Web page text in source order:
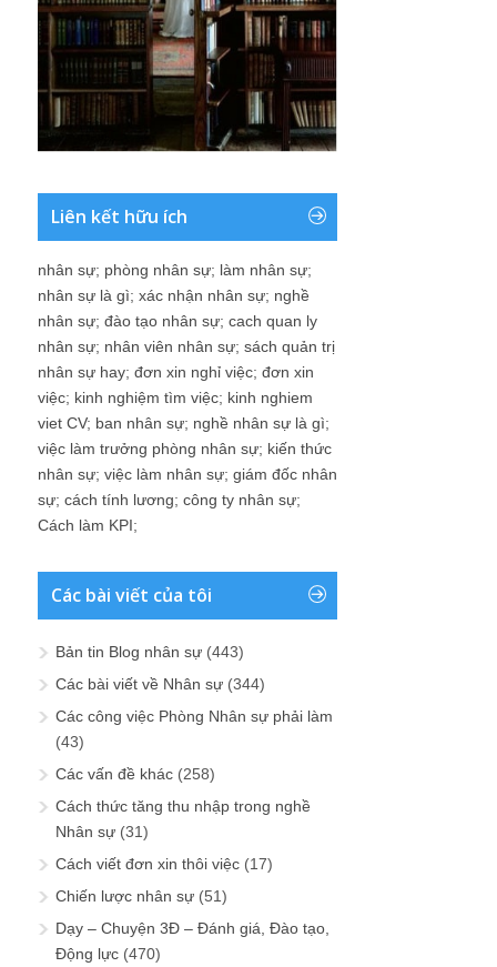
Liên kết hữu ích
nhân sự; phòng nhân sự; làm nhân sự;
nhân sự là gì; xác nhận nhân sự; nghề
nhân sự; đào tạo nhân sự; cach quan ly
nhân sự; nhân viên nhân sự; sách quản trị
nhân sự hay; đơn xin nghỉ việc; đơn xin
việc; kinh nghiệm tìm việc; kinh nghiem
viet CV; ban nhân sự; nghề nhân sự là gì;
việc làm trưởng phòng nhân sự; kiến thức
nhân sự; việc làm nhân sự; giám đốc nhân
sự; cách tính lương; công ty nhân sự;
Cách làm KPI;
Các bài viết của tôi
Bản tin Blog nhân sự (443)
Các bài viết về Nhân sự (344)
Các công việc Phòng Nhân sự phải làm
(43)
Các vấn đề khác (258)
Cách thức tăng thu nhập trong nghề
Nhân sự (31)
Cách viết đơn xin thôi việc (17)
Chiến lược nhân sự (51)
Dạy – Chuyện 3Đ – Đánh giá, Đào tạo,
Động lực (470)